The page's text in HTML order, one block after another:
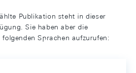
Publikation steht in dieser
Sie haben aber die
Sprachen aufzurufen: